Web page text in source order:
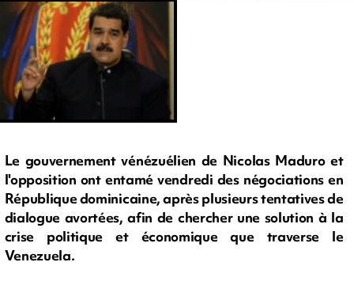
Le gouvernement vénézuélien de Nicolas Maduro et
l'opposition ont entamé vendredi des négociations en
République dominicaine, après plusieurs tentatives de
dialogue avortées, afin de chercher une solution à la
crise politique et économique que traverse le
Venezuela.